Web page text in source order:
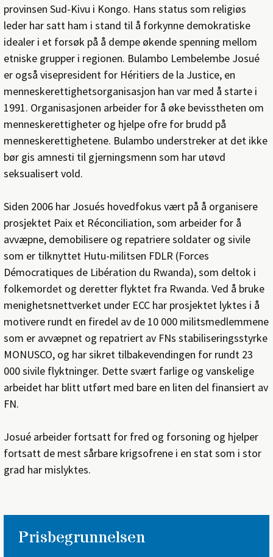
provinsen Sud-Kivu i Kongo. Hans status som religiøs
leder har satt ham i stand til å forkynne demokratiske
idealer i et forsøk på å dempe økende spenning mellom
etniske grupper i regionen. Bulambo Lembelembe Josué
er også visepresident for Héritiers de la Justice, en
menneskerettighetsorganisasjon han var med å starte i
1991. Organisasjonen arbeider for å øke bevisstheten om
menneskerettigheter og hjelpe ofre for brudd på
menneskerettighetene. Bulambo understreker at det ikke
bør gis amnesti til gjerningsmenn som har utøvd
seksualisert vold.
Siden 2006 har Josués hovedfokus vært på å organisere
prosjektet Paix et Réconciliation, som arbeider for å
avvæpne, demobilisere og repatriere soldater og sivile
som er tilknyttet Hutu-militsen FDLR (Forces
Démocratiques de Libération du Rwanda), som deltok i
folkemordet og deretter flyktet fra Rwanda. Ved å bruke
menighetsnettverket under ECC har prosjektet lyktes i å
motivere rundt en firedel av de 10 000 militsmedlemmene
som er avvæpnet og repatriert av FNs stabiliseringsstyrke
MONUSCO, og har sikret tilbakevendingen for rundt 23
000 sivile flyktninger. Dette svært farlige og vanskelige
arbeidet har blitt utført med bare en liten del finansiert av
FN.
Josué arbeider fortsatt for fred og forsoning og hjelper
fortsatt de mest sårbare krigsofrene i en stat som i stor
grad har mislyktes.
Prisbegrunnelsen